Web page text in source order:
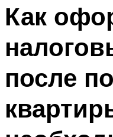
Как
после